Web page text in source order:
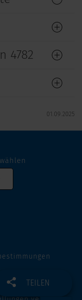
4782
01.09.2025
TEILEN
Track and Trace